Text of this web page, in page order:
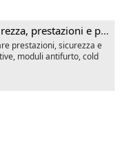
e personalizzazione
prestazioni, sicurezza e
moduli antifurto, cold